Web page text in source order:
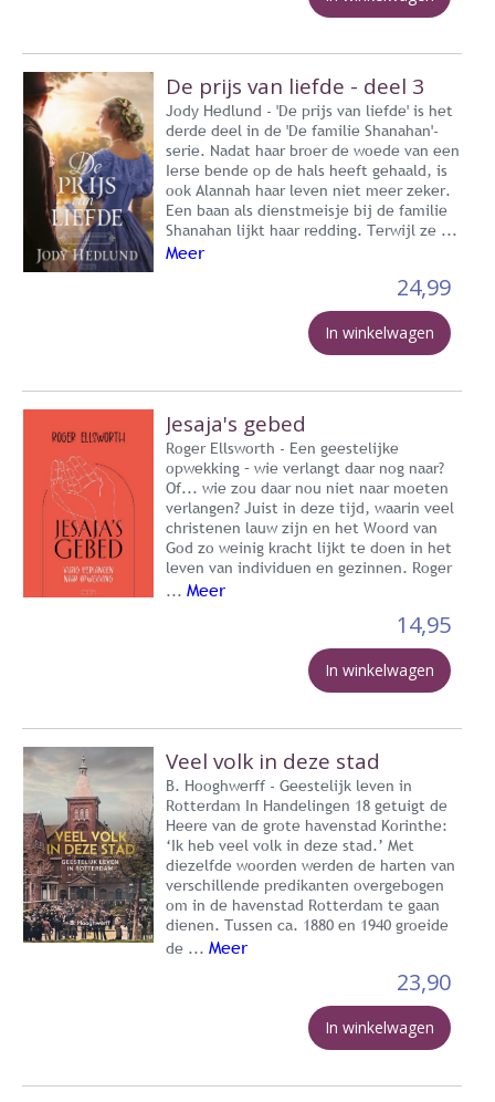
De prijs van liefde - deel 3
Jody Hedlund - 'De prijs van liefde' is het
derde deel in de 'De familie Shanahan'-
serie. Nadat haar broer de woede van een
Ierse bende op de hals heeft gehaald, is
ook Alannah haar leven niet meer zeker.
Een baan als dienstmeisje bij de familie
Shanahan lijkt haar redding. Terwijl ze ...
Meer
24,99
In winkelwagen
Jesaja's gebed
Roger Ellsworth - Een geestelijke
opwekking – wie verlangt daar nog naar?
Of... wie zou daar nou niet naar moeten
verlangen? Juist in deze tijd, waarin veel
christenen lauw zijn en het Woord van
God zo weinig kracht lijkt te doen in het
leven van individuen en gezinnen. Roger
... Meer
14,95
In winkelwagen
Veel volk in deze stad
B. Hooghwerff - Geestelijk leven in
Rotterdam In Handelingen 18 getuigt de
Heere van de grote havenstad Korinthe:
‘Ik heb veel volk in deze stad.’ Met
diezelfde woorden werden de harten van
verschillende predikanten overgebogen
om in de havenstad Rotterdam te gaan
dienen. Tussen ca. 1880 en 1940 groeide
de ... Meer
23,90
In winkelwagen